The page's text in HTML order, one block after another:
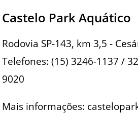
Castelo Park Aquático
Rodovia SP-143, km 3,5 -
Telefones: (15) 3246-1137 /
9020
Mais informações: